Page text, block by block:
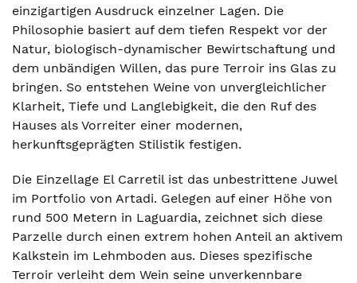
einzigartigen Ausdruck einzelner Lagen. Die
Philosophie basiert auf dem tiefen Respekt vor der
Natur, biologisch-dynamischer Bewirtschaftung und
dem unbändigen Willen, das pure Terroir ins Glas zu
bringen. So entstehen Weine von unvergleichlicher
Klarheit, Tiefe und Langlebigkeit, die den Ruf des
Hauses als Vorreiter einer modernen,
herkunftsgeprägten Stilistik festigen.
Die Einzellage El Carretil ist das unbestrittene Juwel
im Portfolio von Artadi. Gelegen auf einer Höhe von
rund 500 Metern in Laguardia, zeichnet sich diese
Parzelle durch einen extrem hohen Anteil an aktivem
Kalkstein im Lehmboden aus. Dieses spezifische
Terroir verleiht dem Wein seine unverkennbare